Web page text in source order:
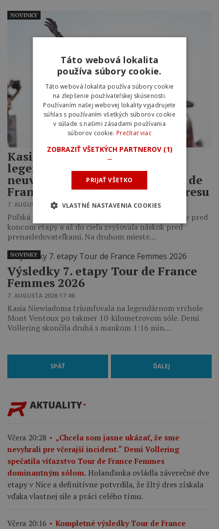
Kasia Niewiadoma ovládla
legendárny Mont Ventoux. Po
neuveriteľnom výkone na Tour de
France Femmes ide do žltého dresu
7. AUGUSTA 2026 18:00
Poľská pretekárka zaútočila necelých 10 kilometrov pred
koncom etapy a až do cieľa zvyšovala náskok pred
prenasledovateľkami. Na druhom mieste…
NOVINKY
Výsledky 7. etapy Tour de France
Femmes 2026
7. AUGUSTA 2026 17:46
Kasia Niewiadoma triumfovala na legendárnom vrchole
Mont Ventoux po takmer 10-kilometrovom sóle. Demi
Vollering skončila druhá s mankom 1:16 min…
NOVINKY
SPÄŤ ĎALEJ
AKTUALITY
Včera 20:28
„Chcela som jasne ukázať, že sme
nevyhrali pre včerajší incident.“ Demi Vollering
spečatila víťazstvo Tour de France Femmes
dominantným sólom. Holanďanka ovládla záverečné dve
etapy v Nice a definitívne potvrdila, že žltý dres získala
vďaka vlastnej sile a práci celého tímu.
Včera 20:16
Kompletné výsledky Tour de France
Táto webová lokalita
používa súbory cookie.
Táto webová lokalita používa súbory cookie
na zlepšenie používateľskej skúsenosti.
Používaním našej webovej lokality vyjadrujete
súhlas s používaním všetkých súborov cookie
v súlade s našimi zásadami používania
súborov cookie. Prečítať viac
ZOBRAZIŤ VŠETKÝCH PARTNEROV (1)
→
PRIJAŤ VŠETKO
VLASTNÉ NASTAVENIA COOKIES